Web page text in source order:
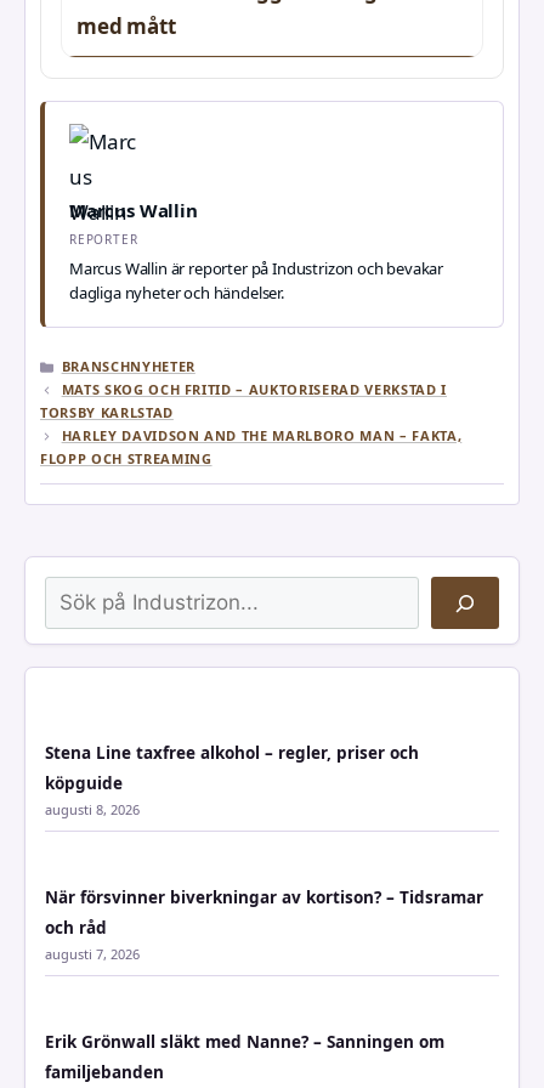
med mått
Marcus Wallin
REPORTER
Marcus Wallin är reporter på Industrizon och bevakar
dagliga nyheter och händelser.
KATEGORIER
BRANSCHNYHETER
MATS SKOG OCH FRITID – AUKTORISERAD VERKSTAD I
TORSBY KARLSTAD
HARLEY DAVIDSON AND THE MARLBORO MAN – FAKTA,
FLOPP OCH STREAMING
Sök
Stena Line taxfree alkohol – regler, priser och
köpguide
augusti 8, 2026
När försvinner biverkningar av kortison? – Tidsramar
och råd
augusti 7, 2026
Erik Grönwall släkt med Nanne? – Sanningen om
familjebanden